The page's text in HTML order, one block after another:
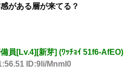
がある層が来てる？
員[Lv.4][新芽] (ﾜｯﾁｮｲ 51f6-AfEO)
ID:9li/MnmI0